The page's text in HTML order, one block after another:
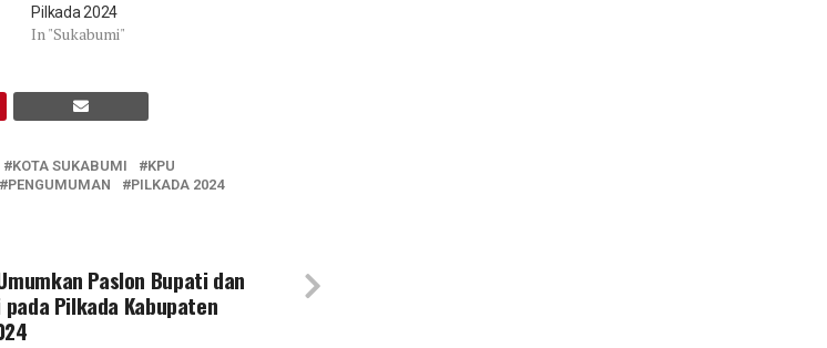
Pilkada 2024
In "Sukabumi"
KOTA SUKABUMI
KPU
PENGUMUMAN
PILKADA 2024
Paslon Bupati dan
Pilkada Kabupaten